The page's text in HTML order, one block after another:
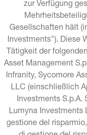
zur Verfügung
Gesellschaften hält
Investments"). Diese
Tätigkeit der
Asset Management
Infranity, Sycomore
LLC (einschließlich
Investments S.p.A.
Lumyna Investments
gestione del